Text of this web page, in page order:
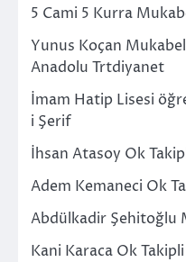
5 Cami 5 Kurra
Yunus Koçan
Anadolu Trtdiyanet
İmam Hatip Lisesi
i Şerif
İhsan Atasoy Ok
Adem Kemaneci Ok
Abdülkadir Şehitoğlu
Kani Karaca Ok